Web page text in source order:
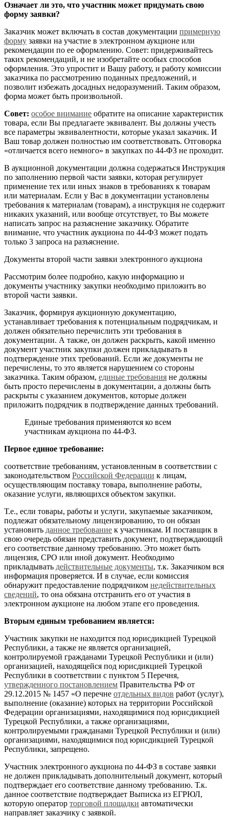
Означает ли это, что участник может придумать свою
форму заявки?
Заказчик может включать в состав документации примерную
форму заявки на участие в электронном аукционе или
рекомендации по ее оформлению. Совет: придерживайтесь
таких рекомендаций, и не изобретайте особых способов
оформления. Это упростит и Вашу работу, и работу комиссии
заказчика по рассмотрению поданных предложений, и
позволит избежать досадных недоразумений. Таким образом,
форма может быть произвольной.
Совет: особое внимание обратите на описание характеристик
товара, если Вы предлагаете эквивалент. Вы должны учесть
все параметры эквивалентности, которые указал заказчик. И
Ваш товар должен полностью им соответствовать. Отговорка
«отличается всего немного» в закупках по 44-ФЗ не проходит.
В аукционной документации должна содержаться Инструкция
по заполнению первой части заявки, которая регулирует
применение тех или иных знаков в требованиях к товарам
или материалам. Если у Вас в документации установлены
требования к материалам (товарам), а инструкция не содержит
никаких указаний, или вообще отсутствует, то Вы можете
написать запрос на разъяснение заказчику. Обратите
внимание, что участник аукциона по 44-ФЗ может подать
только 3 запроса на разъяснение.
Документы второй части заявки электронного аукциона
Рассмотрим более подробно, какую информацию и
документы участнику закупки необходимо приложить во
второй части заявки.
Заказчик, формируя аукционную документацию,
устанавливает требования к потенциальным подрядчикам, и
должен обязательно перечислить эти требования в
документации. А также, он должен раскрыть, какой именно
документ участник закупки должен прикладывать в
подтверждение этих требований. Если же документы не
перечислены, то это является нарушением со стороны
заказчика. Таким образом, единые требования не должны
быть просто перечислены в документации, а должны быть
раскрыты с указанием документов, которые должен
приложить подрядчик в подтверждение данных требований.
Единые требования применяются ко всем
участникам аукциона по 44-ФЗ.
Первое единое требование:
соответствие требованиям, установленным в соответствии с
законодательством Российской Федерации к лицам,
осуществляющим поставку товара, выполнение работы,
оказание услуги, являющихся объектом закупки.
Т.е., если товары, работы и услуги, закупаемые заказчиком,
подлежат обязательному лицензированию, то он обязан
установить данное требование к участникам. И поставщик в
свою очередь обязан представить документ, подтверждающий
его соответствие данному требованию. Это может быть
лицензия, СРО или иной документ. Необходимо
прикладывать действительные документы, т.к. Заказчиком вся
информация проверяется. И в случае, если комиссия
обнаружит предоставление подрядчиком недействительных
сведений, то она обязана отстранить его от участия в
электронном аукционе на любом этапе его проведения.
Вторым единым требованием является:
Участник закупки не находится под юрисдикцией Турецкой
Республики, а также не является организацией,
контролируемой гражданами Турецкой Республики и (или)
организацией, находящейся под юрисдикцией Турецкой
Республики в соответствии с пунктом 5 Перечня,
утвержденного постановлением Правительства РФ от
29.12.2015 № 1457 «О перечне отдельных видов работ (услуг),
выполнение (оказание) которых на территории Российской
Федерации организациями, находящимися под юрисдикцией
Турецкой Республики, а также организациями,
контролируемыми гражданами Турецкой Республики и (или)
организациями, находящимися под юрисдикцией Турецкой
Республики, запрещено.
Участник электронного аукциона по 44-ФЗ в составе заявки
не должен прикладывать дополнительный документ, который
подтверждает его соответствие данному требованию. Т.к.
данное соответствие подтверждает Выписка из ЕГРЮЛ,
которую оператор торговой площадки автоматически
направляет заказчику с заявкой.